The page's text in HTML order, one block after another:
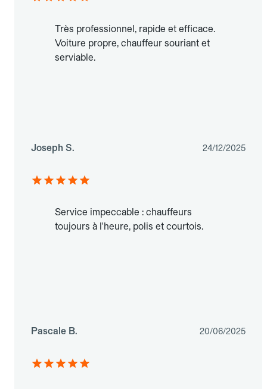
Très professionnel, rapide et efficace.
Voiture propre, chauffeur souriant et
serviable.
Joseph S. 24/12/2025
Service impeccable : chauffeurs
toujours à l'heure, polis et courtois.
Pascale B. 20/06/2025